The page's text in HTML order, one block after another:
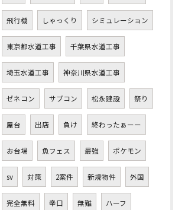
飛行機 しゃっくり シミュレーション
東京都水道工事 千葉県水道工事
埼玉水道工事 神奈川県水道工事
ゼネコン サブコン 松永建設 祭り
屋台 出店 負け 終わったぁーー
お台場 魚フェス 最強 ポケモン
sv 対策 2案件 新規物件 外国
完全無料 辛口 無難 ハーフ